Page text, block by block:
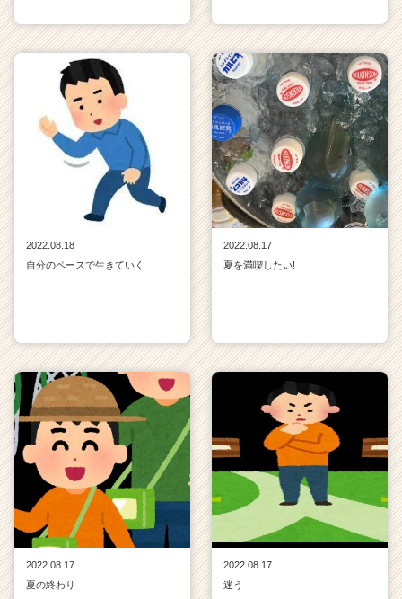
2022.08.18
自分のペースで生きていく
2022.08.17
夏を満喫したい!
2022.08.17
夏の終わり
2022.08.17
迷う